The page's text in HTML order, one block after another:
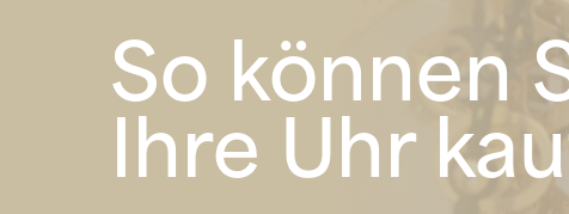
So können
Ihre Uhr